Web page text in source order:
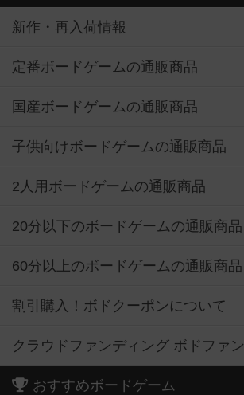
新作・再入荷情報
定番ボードゲームの通販商品
国産ボードゲームの通販商品
子供向けボードゲームの通販商品
2人用ボードゲームの通販商品
20分以下のボードゲームの通販商品
60分以上のボードゲームの通販商品
割引購入！ボドクーポンについて
クラウドファンディング ボドファン
おすすめボードゲーム